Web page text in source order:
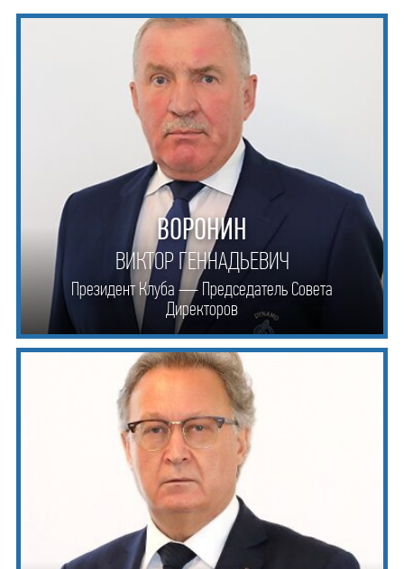
ВОРОНИН
ВИКТОР ГЕННАДЬЕВИЧ
Президент Клуба — Председатель Совета
Директоров